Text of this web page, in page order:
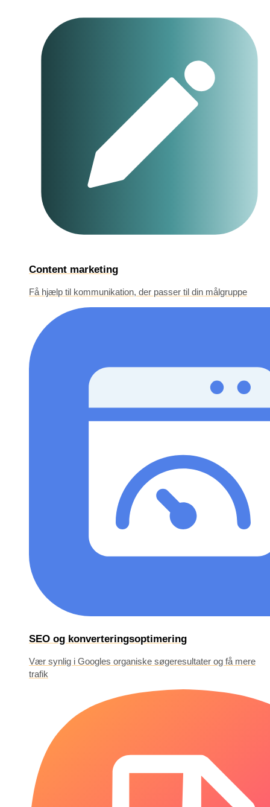
Content marketing
Få hjælp til kommunikation, der passer til din målgruppe
SEO og konverteringsoptimering
Vær synlig i Googles organiske søgeresultater og få mere
trafik